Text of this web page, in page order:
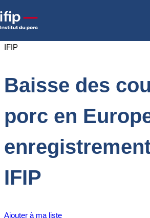
Accueil
Baisse des cours
enregistrement audio IFIP
Baisse des
porc en
IFIP
Ajouter à ma liste